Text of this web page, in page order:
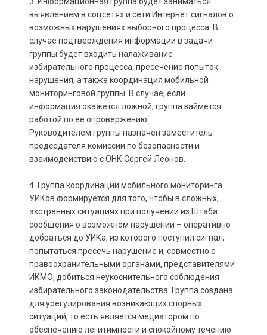
выявлением в соцсетях и сети Интернет сигналов о
возможных нарушениях выборного процесса. В
случае подтверждения информации в задачи
группы будет входить налаживание
избирательного процесса, пресечение попыток
нарушения, а также координация мобильной
мониторинговой группы. В случае, если
информация окажется ложной, группа займется
работой по ее опровержению.
Руководителем группы назначен заместитель
председателя комиссии по безопасности и
взаимодействию с ОНК Сергей Леонов.
4. Группа координации мобильного мониторинга
УИКов формируется для того, чтобы в сложных,
экстренных ситуациях при получении из Штаба
сообщения о возможном нарушении – оперативно
добраться до УИКа, из которого поступил сигнал,
попытаться пресечь нарушение и, совместно с
правоохранительными органами, представителями
ИКМО, добиться неукоснительного соблюдения
избирательного законодательства. Группа создана
для урегулирования возникающих спорных
ситуаций, то есть является медиатором по
обеспечению легитимности и спокойному течению